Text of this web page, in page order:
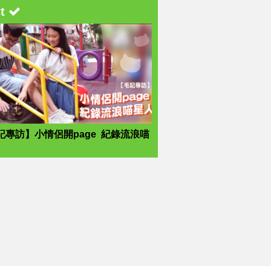
專訪】小情侶開page 紀錄流浪喵